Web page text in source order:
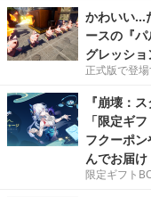
かわいい…
ースの『
グレッシ
正式版で登
『崩壊：
「限定ギ
フクーポ
んでお届け
限定ギフト